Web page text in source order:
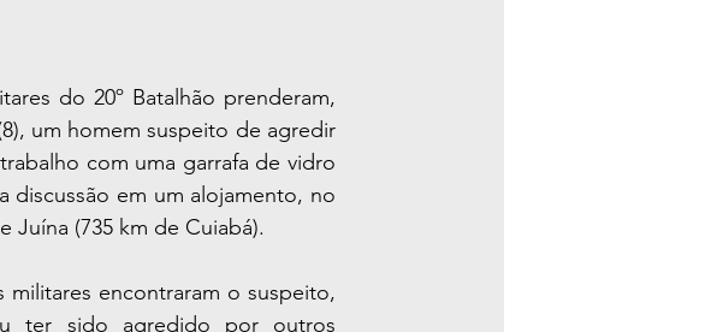
do 20º Batalhão prenderam,
um homem suspeito de agredir
com uma garrafa de vidro
discussão em um alojamento, no
Juína (735 km de Cuiabá).
militares encontraram o suspeito,
ter sido agredido por outros